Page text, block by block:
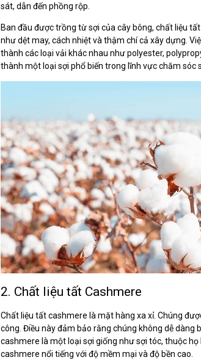
sát, dẫn đến phồng rộp.
Ban đầu được trồng từ sợi của cây bông, chất liệu
như dệt may, cách nhiệt và thậm chí cả xây dựng.
thành các loại vải khác nhau như polyester,
thành một loại sợi phổ biến trong lĩnh vực chăm sóc
2. Chất liệu tất Cashmere
Chất liệu tất cashmere là mặt hàng xa xỉ. Chúng
công. Điều này đảm bảo rằng chúng không dễ dàng
cashmere là một loại sợi giống như sợi tóc, thuộc
cashmere nổi tiếng với độ mềm mại và độ bền cao.